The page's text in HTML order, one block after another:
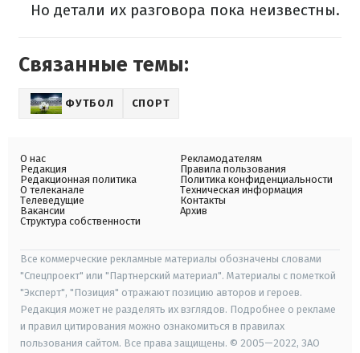
Но детали их разговора пока неизвестны.
Связанные темы:
ФУТБОЛ СПОРТ
О нас
Редакция
Редакционная политика
О телеканале
Телеведущие
Вакансии
Структура собственности
Рекламодателям
Правила пользования
Политика конфиденциальности
Техническая информация
Контакты
Архив
Все коммерческие рекламные материалы обозначены словами
"Спецпроект" или "Партнерский материал". Материалы с пометкой
"Эксперт", "Позиция" отражают позицию авторов и героев.
Редакция может не разделять их взглядов. Подробнее о рекламе
и правил цитирования можно ознакомиться в правилах
пользования сайтом. Все права защищены. © 2005—2022, ЗАО